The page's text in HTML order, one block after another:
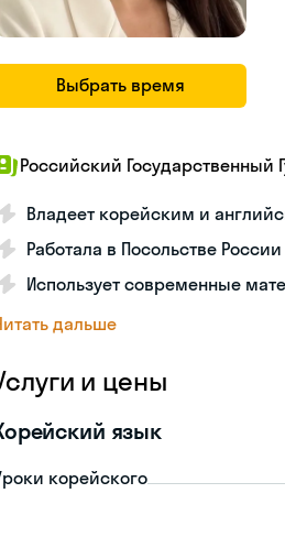
Выбрать время
Российский Государственный
Владеет корейским и
Работала в Посольстве
Использует современные
дальше
и цены
язык
корейского